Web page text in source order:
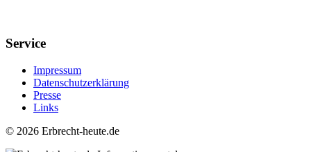
Service
Impressum
Datenschutzerklärung
Presse
Links
© 2026 Erbrecht-heute.de